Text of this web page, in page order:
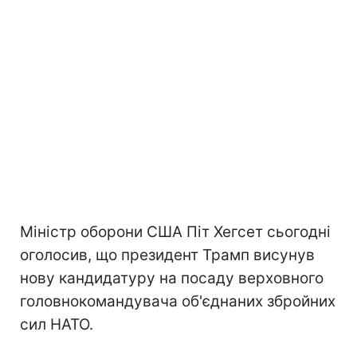
Міністр оборони США Піт Хегсет сьогодні
оголосив, що президент Трамп висунув
нову кандидатуру на посаду верховного
головнокомандувача об'єднаних збройних
сил НАТО.